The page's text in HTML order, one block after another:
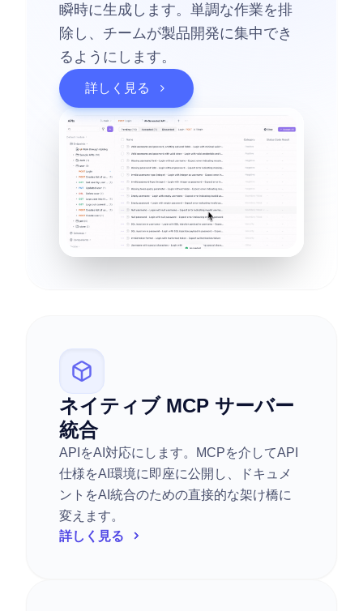
瞬時に生成します。単調な作業を排
除し、チームが製品開発に集中でき
るようにします。
詳しく見る
ネイティブ MCP サーバー
統合
APIをAI対応にします。MCPを介してAPI
仕様をAI環境に即座に公開し、ドキュメ
ントをAI統合のための直接的な架け橋に
変えます。
詳しく見る